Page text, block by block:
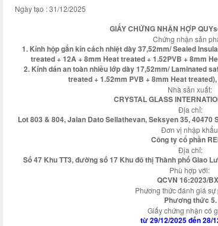
Ngày tạo : 31/12/2025
GIẤY CHỨNG NHẬN HỢP
Chứng nhận sản
1. Kính hộp gắn kín cách nhiệt dày 37,52mm/ Sealed
treated + 12A + 8mm Heat treated + 1.52PVB + 8mm
2. Kính dán an toàn nhiều lớp dày 17,52mm/ Laminated
treated + 1.52mm PVB + 8mm Heat
Nhà sản xuất:
CRYSTAL GLASS
Địa chỉ:
Lot 803 & 804, Jalan Dato Sellathevan, Seksyen 35,
Đơn vị nhập
Công ty cổ phần
Địa chỉ:
Số 47 Khu TT3, đường số 17 Khu đô thị Thành phố Giao
Phù hợp với:
QCVN 16:2023/
Phương thức đánh giá sự
Phương thức 5.
Giấy chứng nhận có
từ 29/12/2025 đến 28/